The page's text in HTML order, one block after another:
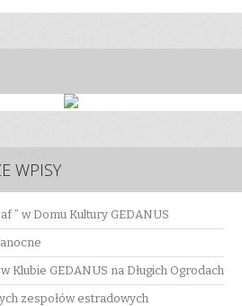
WPISY
” w Domu Kultury GEDANUS
Klubie GEDANUS na Długich Ogrodach
zespołów estradowych